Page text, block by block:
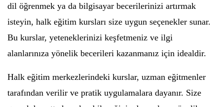
dil öğrenmek ya da bilgisayar becerilerinizi artırmak
isteyin, halk eğitim kursları size uygun seçenekler sunar.
Bu kurslar, yeteneklerinizi keşfetmeniz ve ilgi
alanlarınıza yönelik becerileri kazanmanız için idealdir.
Halk eğitim merkezlerindeki kurslar, uzman eğitmenler
tarafından verilir ve pratik uygulamalara dayanır. Size